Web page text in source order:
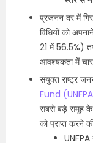
प्रजनन दर में
विधियों को
21 में 56.5%)
आवश्यकता में
संयुक्त राष्ट्र
Fund
सबसे बड़े समूह के
को प्राप्त करने
UNFPA